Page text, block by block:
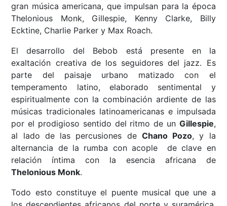
gran música americana, que impulsan para la época
Thelonious Monk, Gillespie, Kenny Clarke, Billy
Ecktine, Charlie Parker y Max Roach.
El desarrollo del Bebob está presente en la
exaltación creativa de los seguidores del jazz. Es
parte del paisaje urbano matizado con el
temperamento latino, elaborado sentimental y
espiritualmente con la combinación ardiente de las
músicas tradicionales latinoamericanas e impulsada
por el prodigioso sentido del ritmo de un Gillespie,
al lado de las percusiones de Chano Pozo, y la
alternancia de la rumba con acople de clave en
relación íntima con la esencia africana de
Thelonious Monk.
Todo esto constituye el puente musical que une a